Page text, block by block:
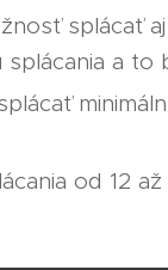
splácať
splácania a to
od 12